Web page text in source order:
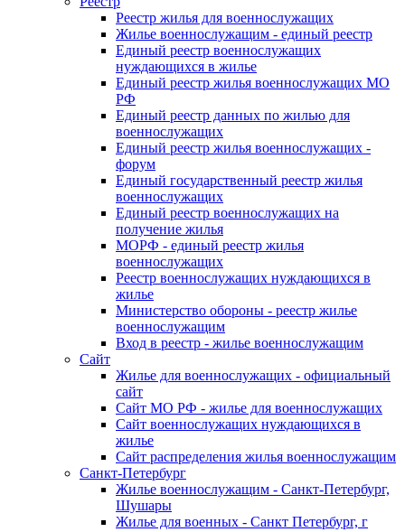
Реестр жилья для военнослужащих
Жилье военнослужащим - единый реестр
Единый реестр военнослужащих
нуждающихся в жилье
Единый реестр жилья военнослужащих МО
РФ
Единый реестр данных по жилью для
военнослужащих
Единый реестр жилья военнослужащих -
форум
Единый государственный реестр жилья
военнослужащих
Единый реестр военнослужащих на
получение жилья
МОРФ - единый реестр жилья
военнослужащих
Реестр военнослужащих нуждающихся в
жилье
Министерство обороны - реестр жилье
военнослужащим
Вход в реестр - жилье военнослужащим
Сайт
Жилье для военнослужащих - официальный
сайт
Сайт МО РФ - жилье для военнослужащих
Сайт военнослужащих нуждающихся в
жилье
Сайт распределения жилья военнослужащим
Санкт-Петербург
Жилье военнослужащим - Санкт-Петербург,
Шушары
Жилье для военных - Санкт Петербург, г